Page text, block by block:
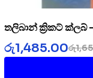
තලිබාන් ක්‍රිකට් ක්ලබ්
රු
රු1,485.00